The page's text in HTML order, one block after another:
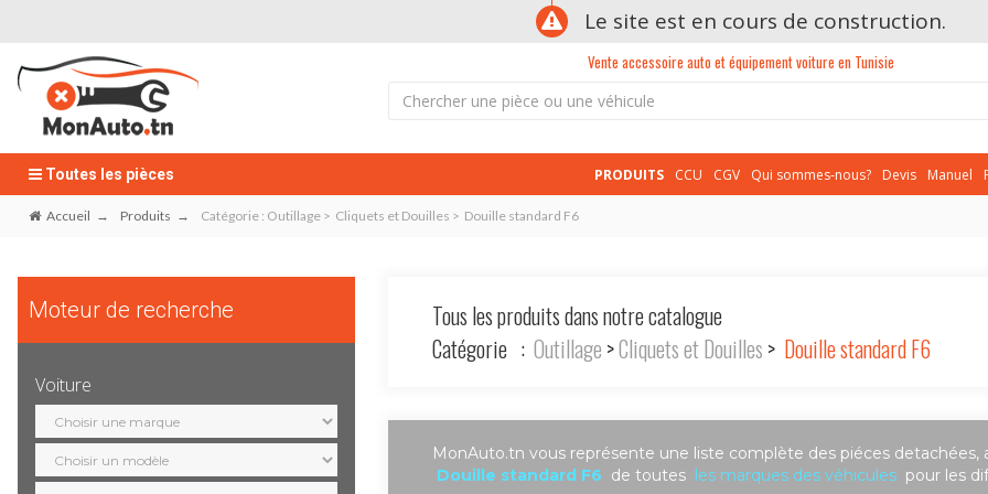
Le site est en cours de construction.
Vente accessoire auto et équipement voiture en Tunisie
Toutes les pièces PRODUITS CCU CGV Qui sommes-nous? Devis Manuel
Accueil Produits Catégorie : Outillage > Cliquets et Douilles > Douille standard F6
Moteur de recherche
Voiture
Sélection
marque
Sélection
modèle
Sélection
Tous les produits dans notre catalogue
Catégorie : Outillage >Cliquets et Douilles >Douille standard F6
MonAuto.tn vous représente une liste complète des piéces
Douille standard F6 de toutes les marques des véhiculespour les